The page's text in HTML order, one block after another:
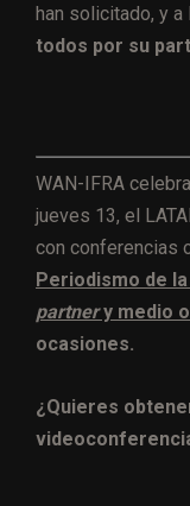
han solicitado, y a
todos por su
WAN-IFRA
jueves 13, el
con conferencias
Periodismo de
partnery medio
ocasiones.
¿Quieres